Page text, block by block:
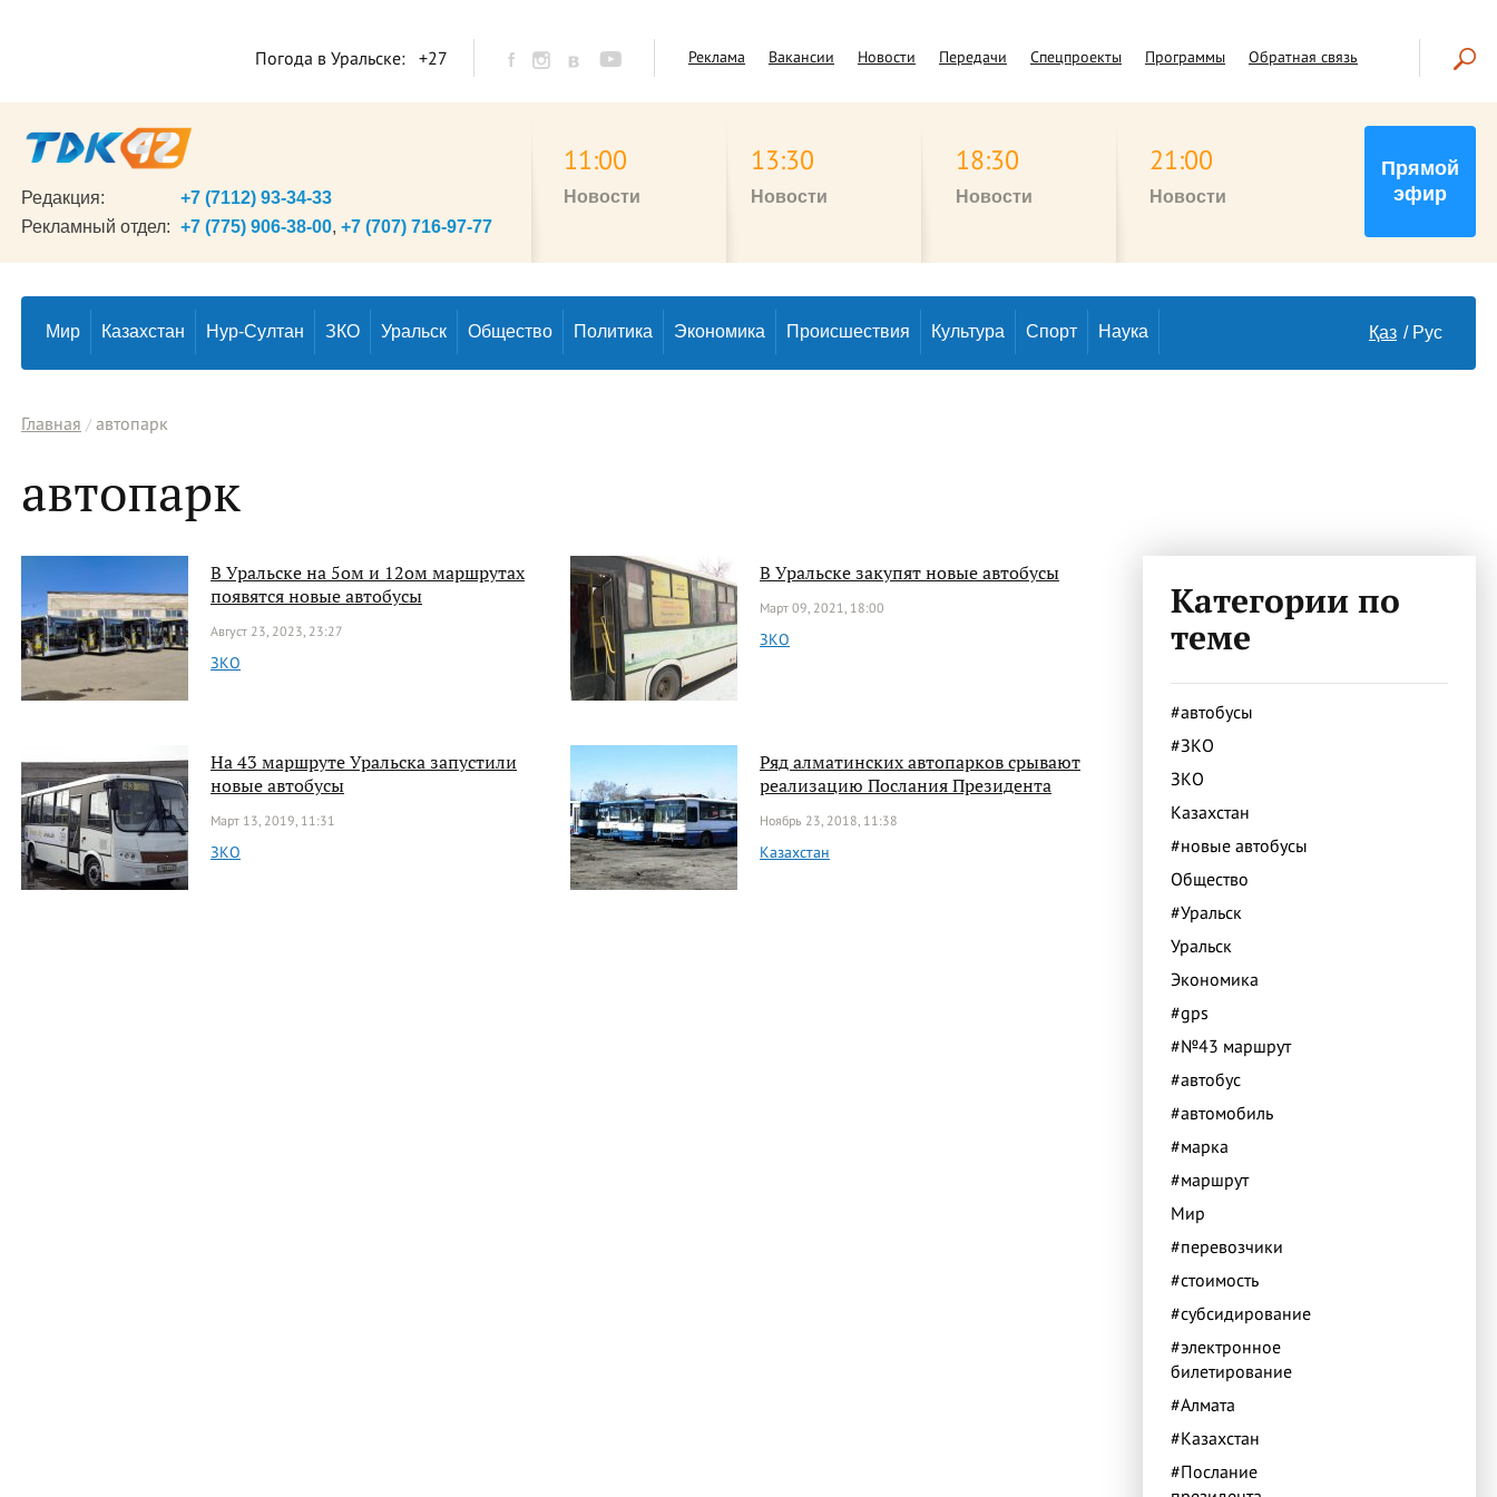
Погода в Уральске: +27 Реклама Вакансии Новости Передачи Спецпроекты Программы Обратная связь
Редакция:
+7 (7112) 93-34-33
Рекламный отдел: +7 (775) 906-38-00, +7 (707) 716-97-77
11:00
Новости
13:30
Новости
18:30
Новости
21:00
Новости
Прямой
эфир
Мир Казахстан Нур-Султан ЗКО Уральск Общество Политика Экономика Происшествия Культура Спорт Наука Қаз Рус
Главная автопарк
автопарк
В Уральске на 5ом и 12ом маршрутах
появятся новые автобусы
Август 23, 2023, 23:27
ЗКО
В Уральске закупят новые автобусы
Март 09, 2021, 18:00
ЗКО
На 43 маршруте Уральска запустили
новые автобусы
Март 13, 2019, 11:31
ЗКО
Ряд алматинских автопарков срывают
реализацию Послания Президента
Ноябрь 23, 2018, 11:38
Казахстан
Категории по
теме
#автобусы
#ЗКО
ЗКО
Казахстан
#новые автобусы
Общество
#Уральск
Уральск
Экономика
#gps
#№43 маршрут
#автобус
#автомобиль
#марка
#маршрут
Мир
#перевозчики
#стоимость
#субсидирование
#электронное
билетирование
#Алмата
#Казахстан
#Послание